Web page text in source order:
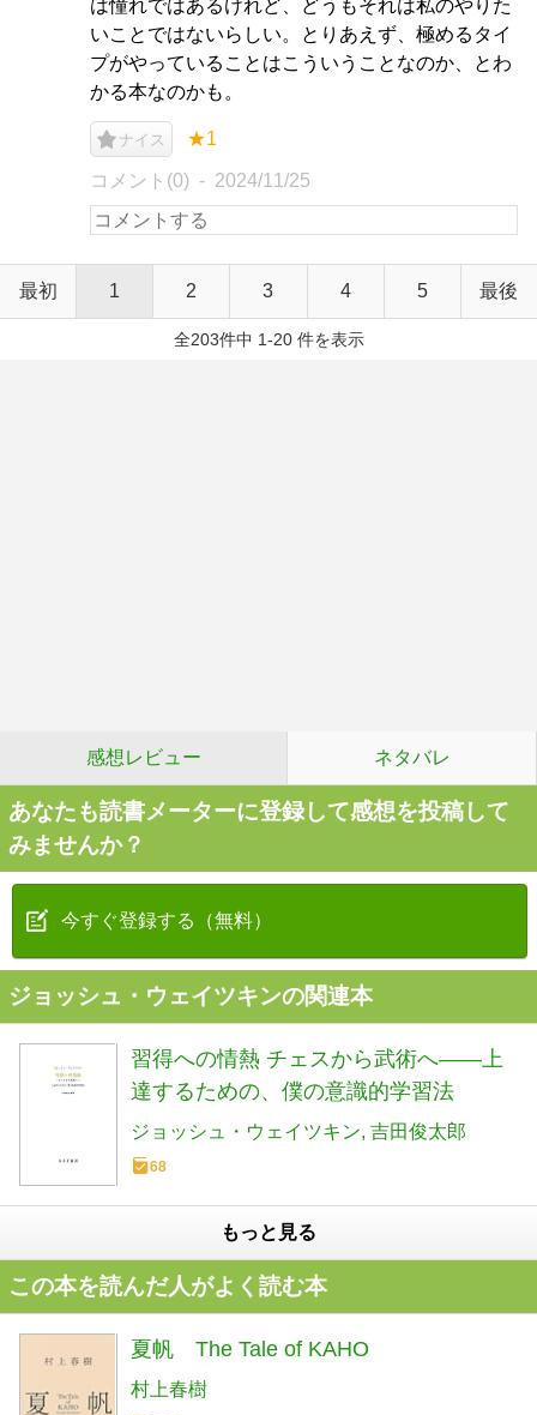
は憧れではあるけれど、どうもそれは私のやりた
いことではないらしい。とりあえず、極めるタイ
プがやっていることはこういうことなのか、とわ
かる本なのかも。
ナイス ★1
コメント(0) 2024/11/25
最初 1 2 3 4 5 最後
全203件中 1-20 件を表示
感想レビュー ネタバレ
あなたも読書メーターに登録して感想を投稿して
みませんか？
今すぐ登録する（無料）
ジョッシュ・ウェイツキンの関連本
習得への情熱 チェスから武術へ――上
達するための、僕の意識的学習法
ジョッシュ・ウェイツキン 吉田俊太郎
68
もっと見る
この本を読んだ人がよく読む本
夏帆 The Tale of KAHO
村上春樹